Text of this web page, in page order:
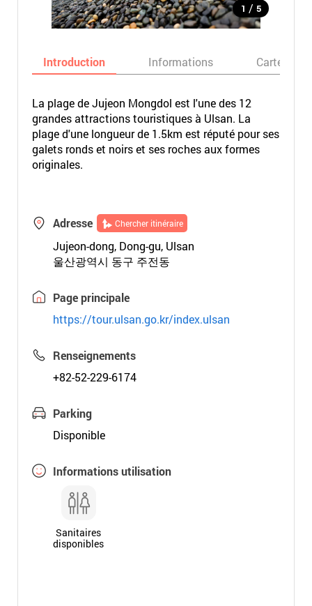
1 / 5
Introduction Informations Carte
La plage de Jujeon Mongdol est l'une des 12
grandes attractions touristiques à Ulsan. La
plage d'une longueur de 1.5km est réputé pour ses
galets ronds et noirs et ses roches aux formes
originales.
Adresse Chercher itinéraire
Jujeon-dong, Dong-gu, Ulsan
울산광역시 동구 주전동
Page principale
https://tour.ulsan.go.kr/index.ulsan
Renseignements
+82-52-229-6174
Parking
Disponible
Informations utilisation
Sanitaires
disponibles